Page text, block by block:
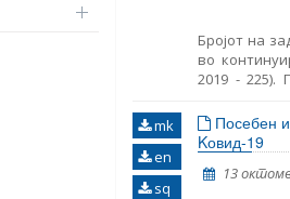
Бројот на
во
2019 - 225).
2020
изнесува 29
беше
mk
en
sq
Посебен
Kовид-19
13